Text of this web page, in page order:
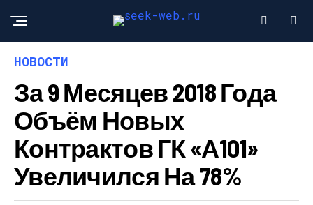
НОВОСТИ
За 9 Месяцев 2018 Года
Объём Новых
Контрактов ГК «А101»
Увеличился На 78%